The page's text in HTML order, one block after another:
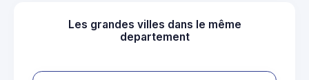
Les grandes villes dans le même
departement